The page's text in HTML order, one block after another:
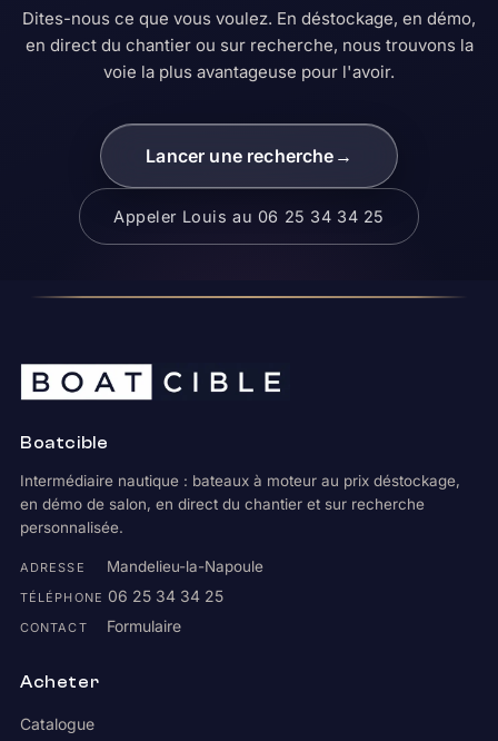
Dites-nous ce que vous voulez. En déstockage, en démo,
en direct du chantier ou sur recherche, nous trouvons la
voie la plus avantageuse pour l'avoir.
Lancer une recherche →
Appeler Louis au 06 25 34 34 25
Boatcible
Intermédiaire nautique : bateaux à moteur au prix déstockage,
en démo de salon, en direct du chantier et sur recherche
personnalisée.
ADRESSE Mandelieu-la-Napoule
TÉLÉPHONE 06 25 34 34 25
CONTACT Formulaire
Acheter
Catalogue